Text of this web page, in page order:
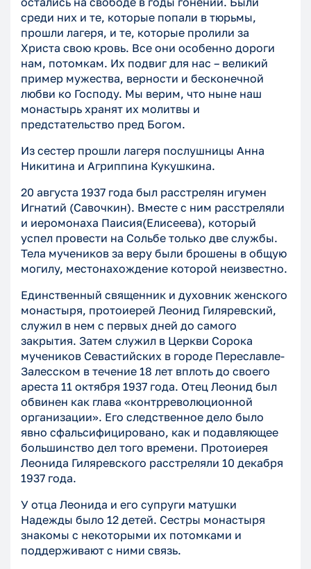
среди них и те, которые попали в тюрьмы,
прошли лагеря, и те, которые пролили за
Христа свою кровь. Все они особенно дороги
нам, потомкам. Их подвиг для нас – великий
пример мужества, верности и бесконечной
любви ко Господу. Мы верим, что ныне наш
монастырь хранят их молитвы и
предстательство пред Богом.
Из сестер прошли лагеря послушницы Анна
Никитина и Агриппина Кукушкина.
20 августа 1937 года был расстрелян игумен
Игнатий (Савочкин). Вместе с ним расстреляли
и иеромонаха Паисия(Елисеева), который
успел провести на Сольбе только две службы.
Тела мучеников за веру были брошены в общую
могилу, местонахождение которой неизвестно.
Единственный священник и духовник женского
монастыря, протоиерей Леонид Гиляревский,
служил в нем с первых дней до самого
закрытия. Затем служил в Церкви Сорока
мучеников Севастийских в городе Переславле-
Залесском в течение 18 лет вплоть до своего
ареста 11 октября 1937 года. Отец Леонид был
обвинен как глава «контрреволюционной
организации». Его следственное дело было
явно сфальсифицировано, как и подавляющее
большинство дел того времени. Протоиерея
Леонида Гиляревского расстреляли 10 декабря
1937 года.
У отца Леонида и его супруги матушки
Надежды было 12 детей. Сестры монастыря
знакомы с некоторыми их потомками и
поддерживают с ними связь.